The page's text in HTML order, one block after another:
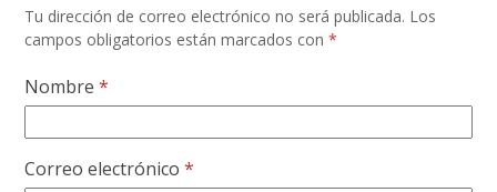
Tu dirección de correo electrónico no será publicada. Los
campos obligatorios están marcados con*
Nombre*
Correo electrónico*